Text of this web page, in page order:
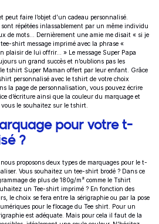
peut faire l’objet d’un cadeau personnalisé.
sont répétées inlassablement par un même individu
de mots… Dernièrement une amie me disait « si je
shirt message imprimé avec la phrase «
plaisir de lui offrir… » Le message Super Papa
un grand succès et n’oublions pas les
tshirt Super Maman offert par leur enfant. Grâce
personnalisé avec le tshirt de votre choix
la page de personnalisation, vous pouvez écrire
d’écriture ainsi que la couleur du marquage et
vous le souhaitez sur le tshirt.
pour votre t-
?
proposons deux types de marquages pour le t-
Vous souhaitez un tee-shirt brodé ? Dans ce
de plus de 180g/m² comme le Tshirt
un Tee-shirt imprimé ? En fonction des
le choix se fera entre la sérigraphie ou par la pose
pour le flocage du Tee shirt. Pour un
est adéquate. Mais pour cela il faut de la